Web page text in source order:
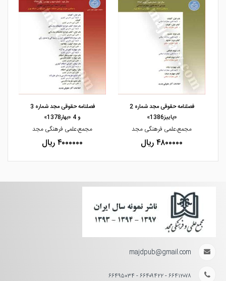
مشاهده و خرید مشاهده و خرید
فصلنامه حقوقی مجد شماره 2
«پاییز1386»
مجمع،علمی فرهنگی مجد
۴۸۰۰۰۰۰ ریال
فصلنامه حقوقی مجد شماره 3
و 4 «بهار1378»
مجمع،علمی فرهنگی مجد
۴۰۰۰۰۰۰ ریال
majdpub@gmail.com
۶۶۴۱۲۰۷۸ - ۶۶۴۰۹۴۲۲ - ۶۶۴۹۵۰۳۴